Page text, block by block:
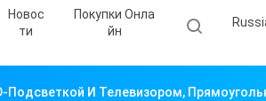
Новос
Ти
Покупки Онла
Йн
Подсветкой И Телевизором,